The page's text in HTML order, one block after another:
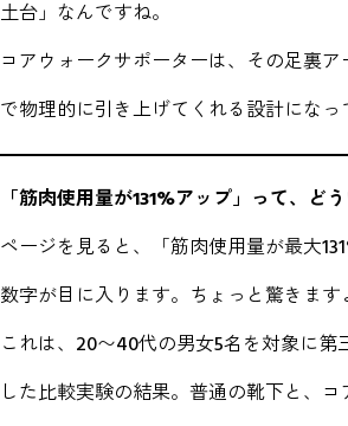
土台」なんですね。
コアウォークサポーターは、その足裏
で物理的に引き上げてくれる設計になっ
「筋肉使用量が131%アップ」って、ど
ページを見ると、「筋肉使用量が最大
数字が目に入ります。ちょっと驚きます
これは、20〜40代の男女5名を対象に第
した比較実験の結果。普通の靴下と、